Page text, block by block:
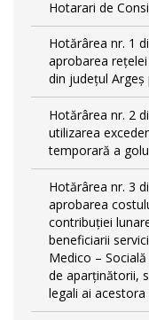
Hotarari de
Hotărârea nr. 1
aprobarea
din județul
Hotărârea nr. 2
utilizarea
temporară a
Hotărârea nr. 3
aprobarea
contribuției
beneficiarii
Medico –
de aparținătorii,
legali ai acestora